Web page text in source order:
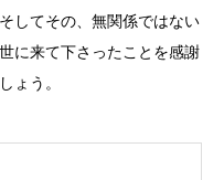
してその、無関係ではない
に来て下さったことを感謝
ょう。